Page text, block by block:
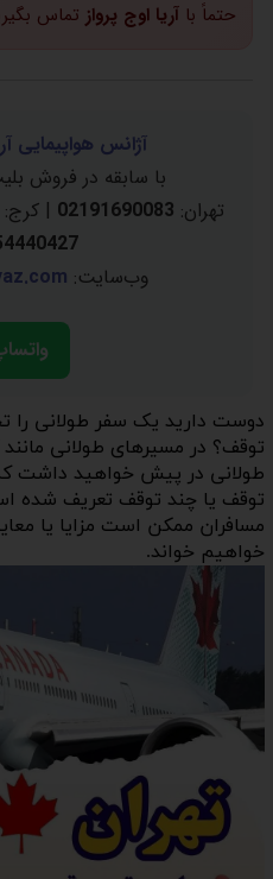
حتماً باآریا اوج پرواز تماس
آژانس هواپیمایی
با سابقه در فروش
تهران: 02191690083
|
وب‌سایت:
دوست دارید یک سفر طولانی را
توقف؟ در مسیرهای طولانی
طولانی در پیش خواهید داشت
توقف یا چند توقف تعریف شده
مسافران ممکن است مزایا یا
خواهیم خواند.